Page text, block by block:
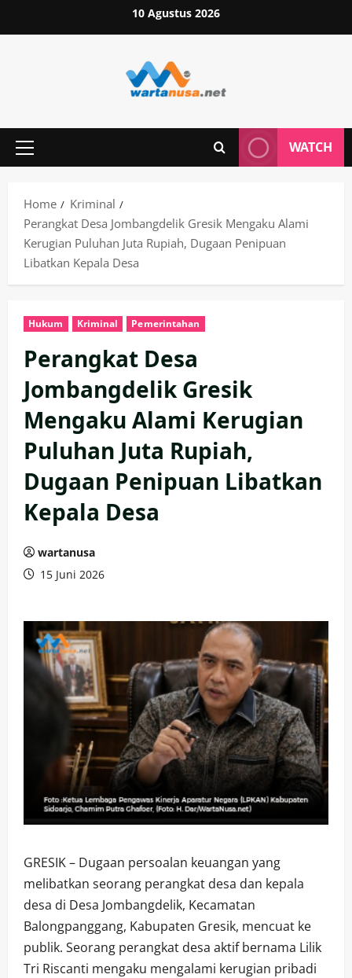
to
10 Agustus 2026
Primary
WATCH
Home
Kriminal
Perangkat Desa Jombangdelik Gresik Mengaku Alami
Kerugian Puluhan Juta Rupiah, Dugaan Penipuan
Libatkan Kepala Desa
Hukum Kriminal Pemerintahan
Perangkat Desa
Jombangdelik Gresik
Mengaku Alami Kerugian
Puluhan Juta Rupiah,
Dugaan Penipuan Libatkan
Kepala Desa
wartanusa
15 Juni 2026
GRESIK – Dugaan persoalan keuangan yang
melibatkan seorang perangkat desa dan kepala
desa di Desa Jombangdelik, Kecamatan
Balongpanggang, Kabupaten Gresik, mencuat ke
publik. Seorang perangkat desa aktif bernama Lilik
Tri Riscanti mengaku mengalami kerugian pribadi